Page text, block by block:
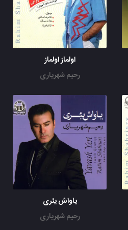
اولماز اولماز
رحیم شهریاری
یاواش یئری
رحیم شهریاری